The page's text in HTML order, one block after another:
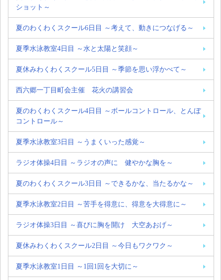
ショット～
夏のわくわくスクール6日目 ～考えて、動きにつなげる～
夏季水泳教室4日目 ～水と太陽と笑顔～
夏休みわくわくスクール5日目 ～季節を思い浮かべて～
西六郷一丁目町会主催 花火の講習会
夏のわくわくスクール4日目 ～ボールコントロール、とんぼ
コントロール～
夏季水泳教室3日目 ～うまくいった感覚～
ラジオ体操4日目 ～ラジオの声に 健やかな胸を～
夏のわくわくスクール3日目 ～できるかな、当たるかな～
夏季水泳教室2日目 ～苦手を得意に、得意を大得意に～
ラジオ体操3日目 ～喜びに胸を開け 大空あおげ～
夏休みわくわくスクール2日目 ～今日もワクワク～
夏季水泳教室1日目 ～1回1回を大切に～